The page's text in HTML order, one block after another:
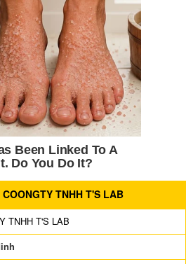
TNHH T'S LAB
TNHH T'S LAB